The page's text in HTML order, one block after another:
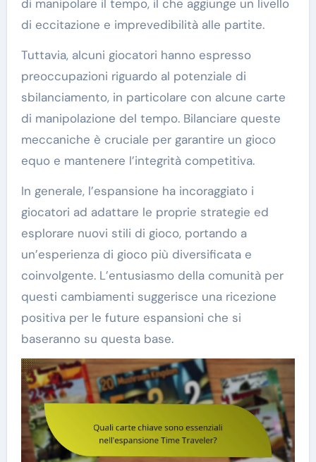
di manipolare il tempo, il che aggiunge un livello
di eccitazione e imprevedibilità alle partite.
Tuttavia, alcuni giocatori hanno espresso
preoccupazioni riguardo al potenziale di
sbilanciamento, in particolare con alcune carte
di manipolazione del tempo. Bilanciare queste
meccaniche è cruciale per garantire un gioco
equo e mantenere l’integrità competitiva.
In generale, l’espansione ha incoraggiato i
giocatori ad adattare le proprie strategie ed
esplorare nuovi stili di gioco, portando a
un’esperienza di gioco più diversificata e
coinvolgente. L’entusiasmo della comunità per
questi cambiamenti suggerisce una ricezione
positiva per le future espansioni che si
baseranno su questa base.